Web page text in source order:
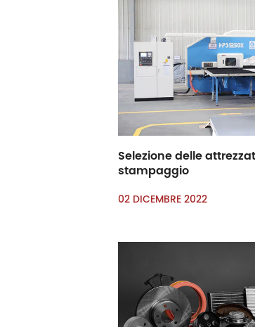
Selezione delle
stampaggio
02 DICEMBRE 2022